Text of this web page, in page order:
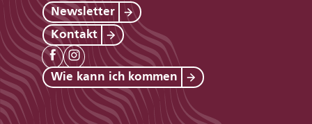
Newsletter
Kontakt
Wie kann ich kommen